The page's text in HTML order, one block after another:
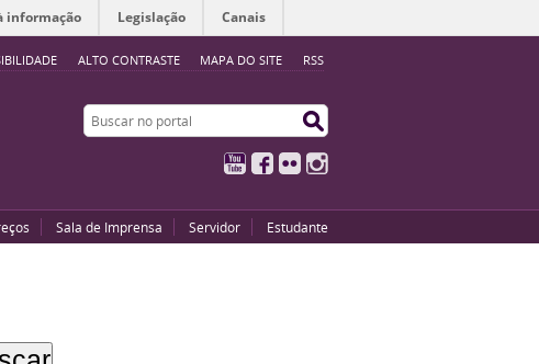
ALTO CONTRASTE MAPA DO SITE RSS
informação Legislação Canais
Buscar no portal
YouTubeFacebook
Flickr
Sala de Imprensa Servidor Estudante